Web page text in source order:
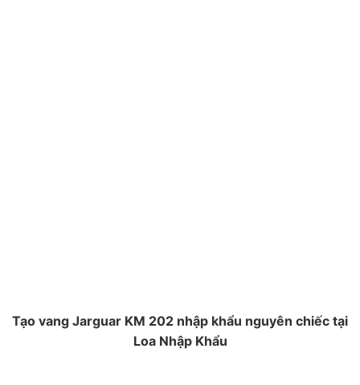
Tạo vang Jarguar KM 202 nhập khẩu nguyên chiếc tại
Loa Nhập Khẩu